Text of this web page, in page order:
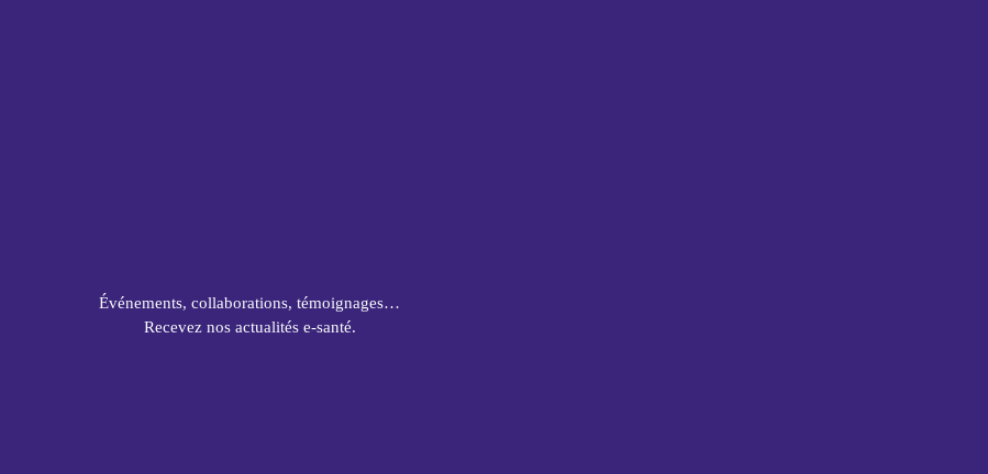
Événements, collaborations, témoignages…
Recevez nos actualités e-santé.